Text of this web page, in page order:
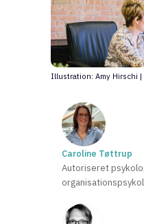
Illustration: Amy Hirschi |
Caroline Tøttrup
Autoriseret